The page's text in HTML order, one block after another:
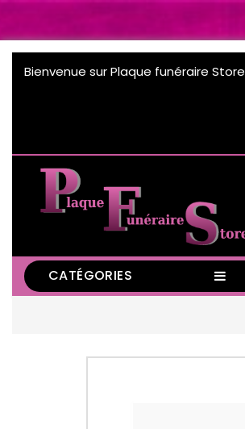
Bienvenue sur Plaque funéraire Store
CATÉGORIES